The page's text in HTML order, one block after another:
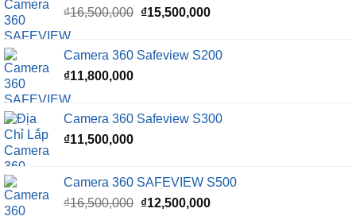
₫16,500,000 Giá
₫16,500,000.
₫15,500,000Giá
là:
Camera 360 Safeview S200
₫11,800,000
Camera 360 Safeview S300
₫11,500,000
Camera 360 SAFEVIEW S500
₫16,500,000 Giá
₫12,500,000Giá